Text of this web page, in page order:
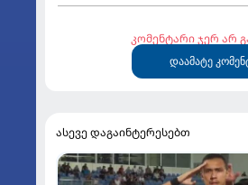
კომენტარი ჯერ არ
დაამატე
ასევე დაგაინტერესებთ